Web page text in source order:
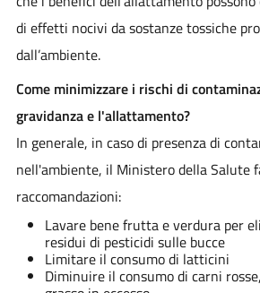
di effetti nocivi da sostanze tossiche
dall’ambiente.
Come minimizzare i rischi di
gravidanzae l'allattamento?
In generale, in caso di presenza di
nell'ambiente, il Ministero della Salute
raccomandazioni:
Lavare bene frutta e verdura per
residui di pesticidi sulle bucce
Limitare il consumo di latticini
Diminuire il consumo di carni